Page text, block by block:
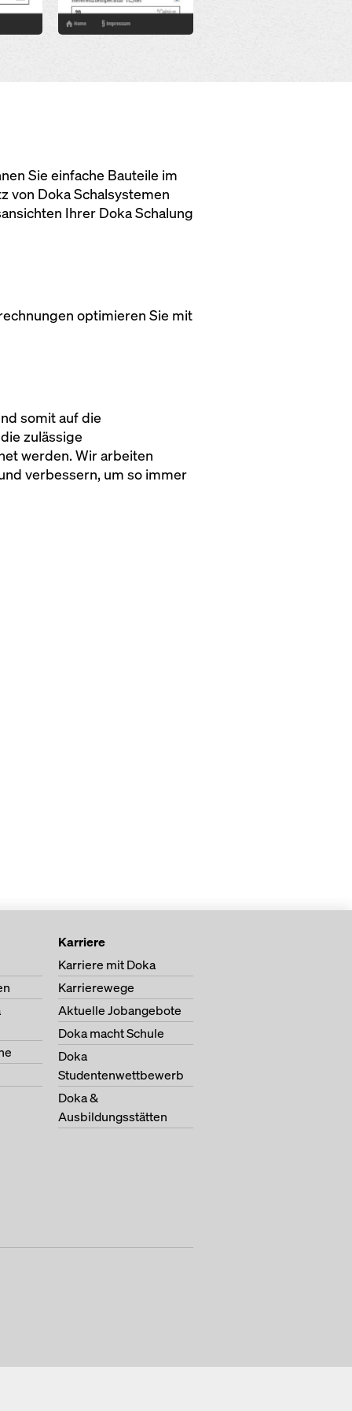
Sie einfache Bauteile im
von Doka Schalsystemen
Ihrer Doka Schalung
optimieren Sie mit
somit auf die
zulässige
werden. Wir arbeiten
verbessern, um so immer
Karriere
Karriere mit Doka
Karrierewege
Aktuelle Jobangebote
Doka macht Schule
Doka
Studentenwettbewerb
Doka &
Ausbildungsstätten